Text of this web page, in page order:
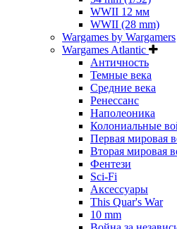
WWII 12 мм
WWII (28 mm)
Wargames by Wargamers
Wargames Atlantic
Античность
Темные века
Средние века
Ренессанс
Наполеоника
Колониальные
Первая мировая
Вторая мировая
Фентези
Sci-Fi
Аксессуары
This Quar's War
10 mm